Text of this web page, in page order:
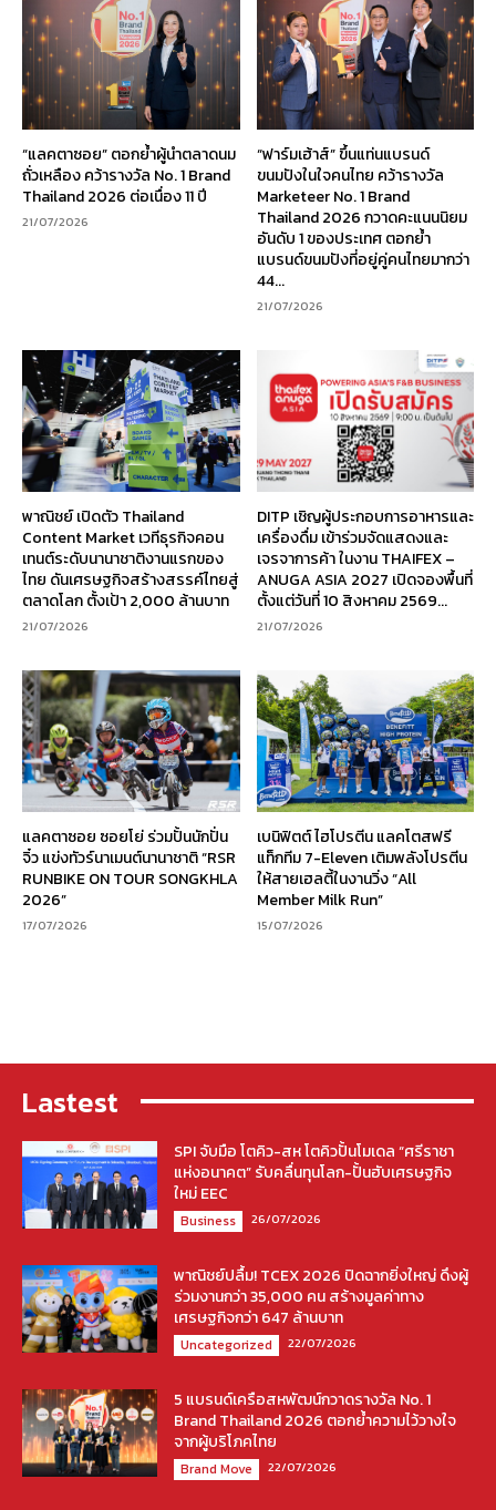
“แลคตาซอย” ตอกย้ำผู้นำตลาดนม
ถั่วเหลือง คว้ารางวัล No. 1 Brand
Thailand 2026 ต่อเนื่อง 11 ปี
21/07/2026
“ฟาร์มเฮ้าส์” ขึ้นแท่นแบรนด์
ขนมปังในใจคนไทย คว้ารางวัล
Marketeer No. 1 Brand
Thailand 2026 กวาดคะแนนนิยม
อันดับ 1 ของประเทศ ตอกย้ำ
แบรนด์ขนมปังที่อยู่คู่คนไทยมากว่า
44...
21/07/2026
พาณิชย์ เปิดตัว Thailand
Content Market เวทีธุรกิจคอน
เทนต์ระดับนานาชาติงานแรกของ
ไทย ดันเศรษฐกิจสร้างสรรค์ไทยสู่
ตลาดโลก ตั้งเป้า 2,000 ล้านบาท
21/07/2026
DITP เชิญผู้ประกอบการอาหารและ
เครื่องดื่ม เข้าร่วมจัดแสดงและ
เจรจาการค้า ในงาน THAIFEX –
ANUGA ASIA 2027 เปิดจองพื้นที่
ตั้งแต่วันที่ 10 สิงหาคม 2569...
21/07/2026
แลคตาซอย ซอยโย่ ร่วมปั้นนักปั่น
จิ๋ว แข่งทัวร์นาเมนต์นานาชาติ “RSR
RUNBIKE ON TOUR SONGKHLA
2026”
17/07/2026
เบนิฟิตต์ ไฮโปรตีน แลคโตสฟรี
แท็กทีม 7-Eleven เติมพลังโปรตีน
ให้สายเฮลตี้ในงานวิ่ง “All
Member Milk Run”
15/07/2026
Lastest
SPI จับมือ โตคิว-สห โตคิวปั้นโมเดล “ศรีราชา
แห่งอนาคต” รับคลื่นทุนโลก-ปั้นฮับเศรษฐกิจ
ใหม่ EEC
Business 26/07/2026
พาณิชย์ปลื้ม! TCEX 2026 ปิดฉากยิ่งใหญ่ ดึงผู้
ร่วมงานกว่า 35,000 คน สร้างมูลค่าทาง
เศรษฐกิจกว่า 647 ล้านบาท
Uncategorized 22/07/2026
5 แบรนด์เครือสหพัฒน์กวาดรางวัล No. 1
Brand Thailand 2026 ตอกย้ำความไว้วางใจ
จากผู้บริโภคไทย
Brand Move 22/07/2026